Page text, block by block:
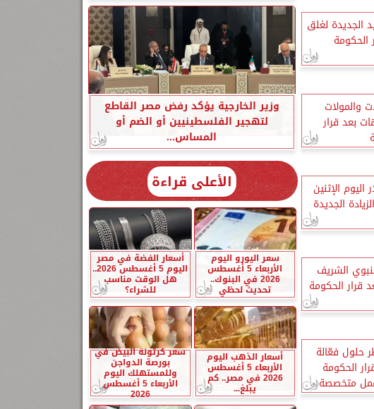
الجديدة لغلق
الحكومة
والمولات
بعد قرار
اليوم الإثنين
الشريف
حلول فعّالة
الحكومة
متخصصة
القطاع
وزير الخارجية يؤكد رفض مصر القاطع
لتهجير الفلسطينيين أو الضم أو
المساس...
الأعلى قراءة
سعر اليورو اليوم
الأربعاء 5 أغسطس
2026 في البنوك..
تحديث لحظي
أسعار الفضة في مصر
اليوم 5 أغسطس 2026..
هل الوقت مناسب
للشراء؟
أسعار الذهب اليوم
الأربعاء 5 أغسطس
2026 في مصر.. كم
يبلغ...
سعر كرتونة البيض في
بورصة الدواجن
وللمستهلك اليوم
الأربعاء 5 أغسطس
2026